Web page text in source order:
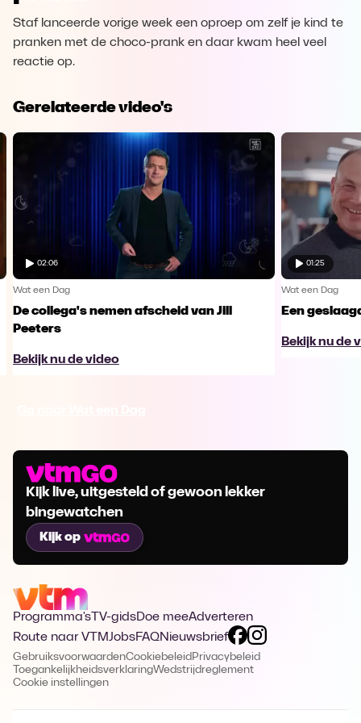
Staf lanceerde vorige week een oproep om zelf je kind te
pranken met de choco-prank en daar kwam heel veel
reactie op.
Gerelateerde video's
02:06
Wat een Dag
De collega's nemen afscheid van Jill
Peeters
Bekijk nu de video
01:25
Wat een Dag
Een
Bekijk nu de
Kijk live, uitgesteld of gewoon lekker
bingewatchen
Kijk op
Programma's TV-gidsDoe meeAdverteren
Route naar VTMJobsFAQNieuwsbrief
GebruiksvoorwaardenCookiebeleid Privacybeleid
ToegankelijkheidsverklaringWedstrijdreglement
Cookie instellingen